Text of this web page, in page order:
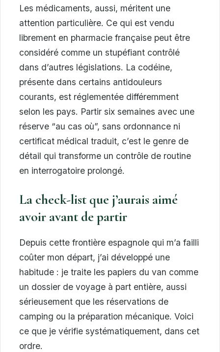
Les médicaments, aussi, méritent une
attention particulière. Ce qui est vendu
librement en pharmacie française peut être
considéré comme un stupéfiant contrôlé
dans d’autres législations. La codéine,
présente dans certains antidouleurs
courants, est réglementée différemment
selon les pays. Partir six semaines avec une
réserve “au cas où”, sans ordonnance ni
certificat médical traduit, c’est le genre de
détail qui transforme un contrôle de routine
en interrogatoire prolongé.
La check-list que j’aurais aimé
avoir avant de partir
Depuis cette frontière espagnole qui m’a failli
coûter mon départ, j’ai développé une
habitude : je traite les papiers du van comme
un dossier de voyage à part entière, aussi
sérieusement que les réservations de
camping ou la préparation mécanique. Voici
ce que je vérifie systématiquement, dans cet
ordre.